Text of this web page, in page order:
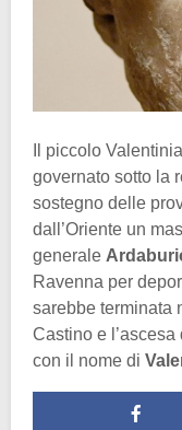
Il piccolo
governato sotto la
sostegno delle
dall’Oriente un
generale
Ravenna per
sarebbe terminata
Castino e
con il nome di